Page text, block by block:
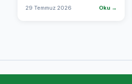
29 Temmuz 2026 Oku →